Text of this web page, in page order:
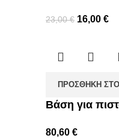
23,00€ 16,00 €
ΠΡΟΣΘΉΚΗ ΣΤΟ
Βάση για
80,60 €